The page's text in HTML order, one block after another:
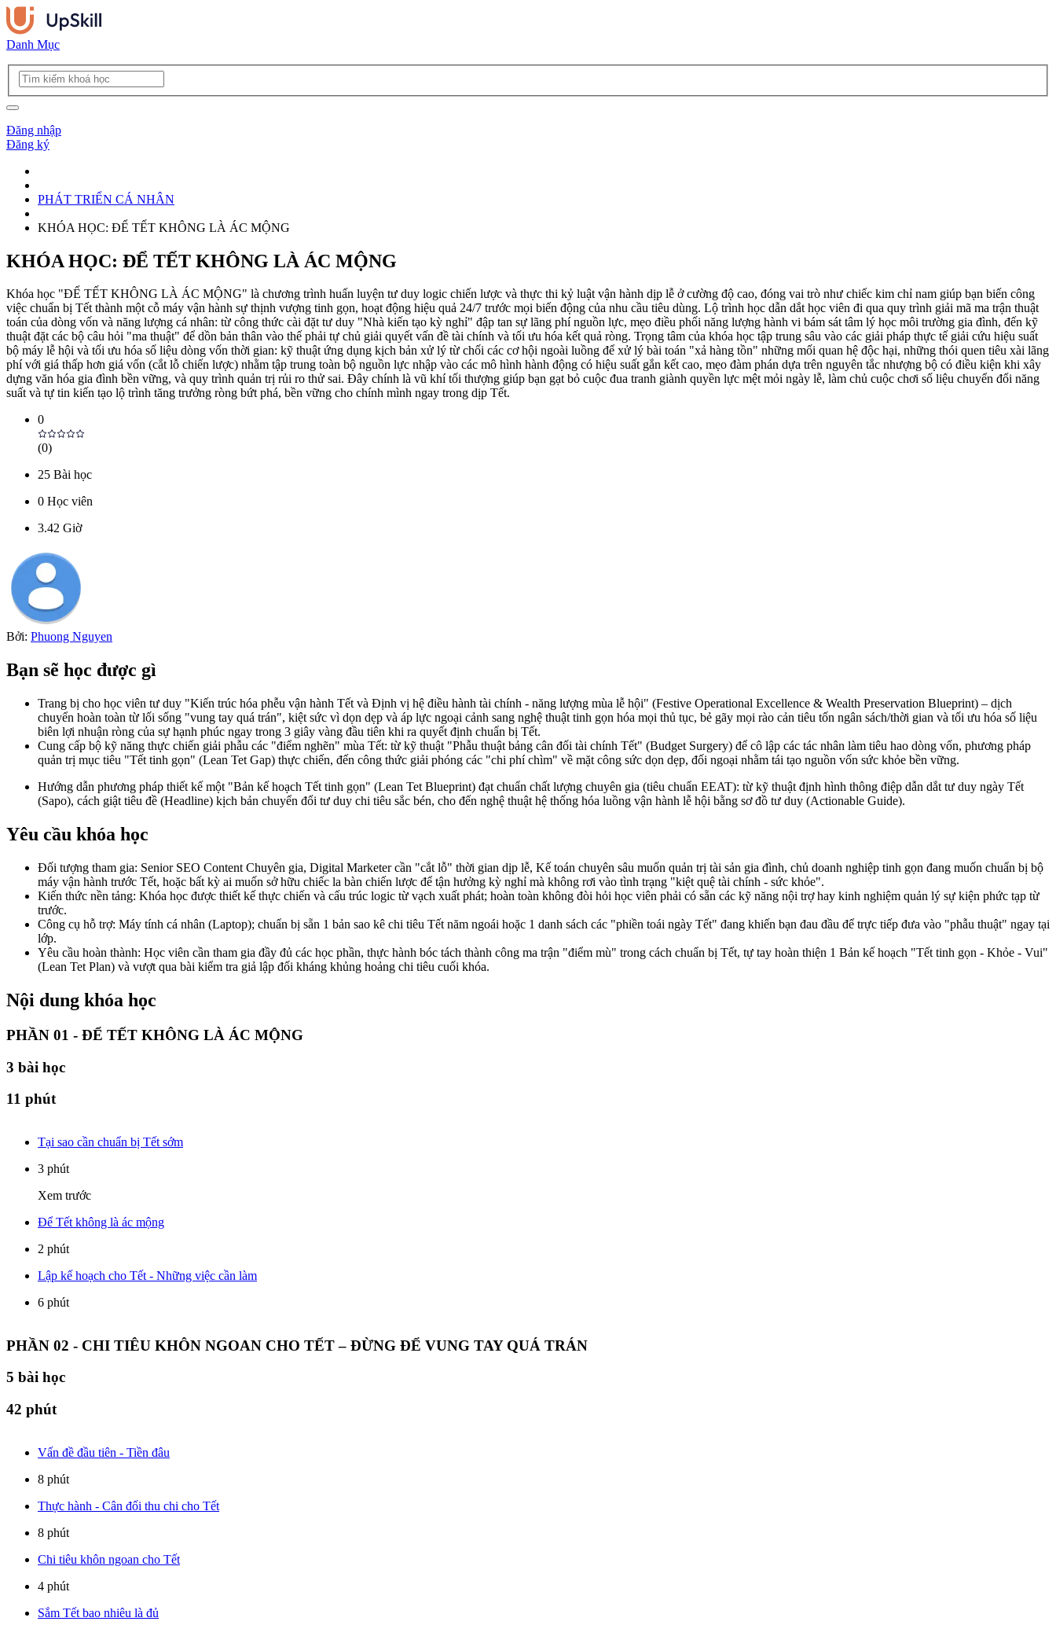
Danh Mục
Đăng nhập
Đăng ký
PHÁT TRIỂN CÁ NHÂN
KHÓA HỌC: ĐỂ TẾT KHÔNG LÀ ÁC MỘNG
KHÓA HỌC: ĐỂ TẾT KHÔNG LÀ ÁC MỘNG
Khóa học "ĐỂ TẾT KHÔNG LÀ ÁC MỘNG" là chương trình huấn luyện tư duy logic chiến lược và thực thi kỷ luật vận hành dịp lễ ở cường độ cao, đóng vai trò như chiếc kim chỉ nam giúp bạn biến công
việc chuẩn bị Tết thành một cỗ máy vận hành sự thịnh vượng tinh gọn, hoạt động hiệu quả 24/7 trước mọi biến động của nhu cầu tiêu dùng. Lộ trình học dẫn dắt học viên đi qua quy trình giải mã ma trận thuật
toán của dòng vốn và năng lượng cá nhân: từ công thức cài đặt tư duy "Nhà kiến tạo kỳ nghỉ" đập tan sự lãng phí nguồn lực, mẹo điều phối năng lượng hành vi bám sát tâm lý học môi trường gia đình, đến kỹ
thuật đặt các bộ câu hỏi "ma thuật" để dồn bản thân vào thế phải tự chủ giải quyết vấn đề tài chính và tối ưu hóa kết quả ròng. Trọng tâm của khóa học tập trung sâu vào các giải pháp thực tế giải cứu hiệu suất
bộ máy lễ hội và tối ưu hóa số liệu dòng vốn thời gian: kỹ thuật ứng dụng kịch bản xử lý từ chối các cơ hội ngoài luồng để xử lý bài toán "xả hàng tồn" những mối quan hệ độc hại, những thói quen tiêu xài lãng
phí với giá thấp hơn giá vốn (cắt lỗ chiến lược) nhằm tập trung toàn bộ nguồn lực nhập vào các mô hình hành động có hiệu suất gắn kết cao, mẹo đàm phán dựa trên nguyên tắc nhượng bộ có điều kiện khi xây
dựng văn hóa gia đình bền vững, và quy trình quản trị rủi ro thử sai. Đây chính là vũ khí tối thượng giúp bạn gạt bỏ cuộc đua tranh giành quyền lực mệt mỏi ngày lễ, làm chủ cuộc chơi số liệu chuyển đổi năng
suất và tự tin kiến tạo lộ trình tăng trưởng ròng bứt phá, bền vững cho chính mình ngay trong dịp Tết.
0
(0)
25 Bài học
0 Học viên
3.42 Giờ
Bởi: Phuong Nguyen
Bạn sẽ học được gì
Trang bị cho học viên tư duy "Kiến trúc hóa phễu vận hành Tết và Định vị hệ điều hành tài chính - năng lượng mùa lễ hội" (Festive Operational Excellence & Wealth Preservation Blueprint) – dịch
chuyển hoàn toàn từ lối sống "vung tay quá trán", kiệt sức vì dọn dẹp và áp lực ngoại cảnh sang nghệ thuật tinh gọn hóa mọi thủ tục, bẻ gãy mọi rào cản tiêu tốn ngân sách/thời gian và tối ưu hóa số liệu
biên lợi nhuận ròng của sự hạnh phúc ngay trong 3 giây vàng đầu tiên khi ra quyết định chuẩn bị Tết.
Cung cấp bộ kỹ năng thực chiến giải phẫu các "điểm nghẽn" mùa Tết: từ kỹ thuật "Phẫu thuật bảng cân đối tài chính Tết" (Budget Surgery) để cô lập các tác nhân làm tiêu hao dòng vốn, phương pháp
quản trị mục tiêu "Tết tinh gọn" (Lean Tet Gap) thực chiến, đến công thức giải phóng các "chi phí chìm" về mặt công sức dọn dẹp, đối ngoại nhằm tái tạo nguồn vốn sức khỏe bền vững.
Hướng dẫn phương pháp thiết kế một "Bản kế hoạch Tết tinh gọn" (Lean Tet Blueprint) đạt chuẩn chất lượng chuyên gia (tiêu chuẩn EEAT): từ kỹ thuật định hình thông điệp dẫn dắt tư duy ngày Tết
(Sapo), cách giật tiêu đề (Headline) kịch bản chuyển đổi tư duy chi tiêu sắc bén, cho đến nghệ thuật hệ thống hóa luồng vận hành lễ hội bằng sơ đồ tư duy (Actionable Guide).
Yêu cầu khóa học
Đối tượng tham gia: Senior SEO Content Chuyên gia, Digital Marketer cần "cắt lỗ" thời gian dịp lễ, Kế toán chuyên sâu muốn quản trị tài sản gia đình, chủ doanh nghiệp tinh gọn đang muốn chuẩn bị bộ
máy vận hành trước Tết, hoặc bất kỳ ai muốn sở hữu chiếc la bàn chiến lược để tận hưởng kỳ nghỉ mà không rơi vào tình trạng "kiệt quệ tài chính - sức khỏe".
Kiến thức nền tảng: Khóa học được thiết kế thực chiến và cấu trúc logic từ vạch xuất phát; hoàn toàn không đòi hỏi học viên phải có sẵn các kỹ năng nội trợ hay kinh nghiệm quản lý sự kiện phức tạp từ
trước.
Công cụ hỗ trợ: Máy tính cá nhân (Laptop); chuẩn bị sẵn 1 bản sao kê chi tiêu Tết năm ngoái hoặc 1 danh sách các "phiền toái ngày Tết" đang khiến bạn đau đầu để trực tiếp đưa vào "phẫu thuật" ngay tại
lớp.
Yêu cầu hoàn thành: Học viên cần tham gia đầy đủ các học phần, thực hành bóc tách thành công ma trận "điểm mù" trong cách chuẩn bị Tết, tự tay hoàn thiện 1 Bản kế hoạch "Tết tinh gọn - Khỏe - Vui"
(Lean Tet Plan) và vượt qua bài kiểm tra giả lập đối kháng khủng hoảng chi tiêu cuối khóa.
Nội dung khóa học
PHẦN 01 - ĐỂ TẾT KHÔNG LÀ ÁC MỘNG
3 bài học
11 phút
Tại sao cần chuẩn bị Tết sớm
3 phút
Xem trước
Để Tết không là ác mộng
2 phút
Lập kế hoạch cho Tết - Những việc cần làm
6 phút
PHẦN 02 - CHI TIÊU KHÔN NGOAN CHO TẾT – ĐỪNG ĐỂ VUNG TAY QUÁ TRÁN
5 bài học
42 phút
Vấn đề đầu tiên - Tiền đâu
8 phút
Thực hành - Cân đối thu chi cho Tết
8 phút
Chi tiêu khôn ngoan cho Tết
4 phút
Sắm Tết bao nhiêu là đủ